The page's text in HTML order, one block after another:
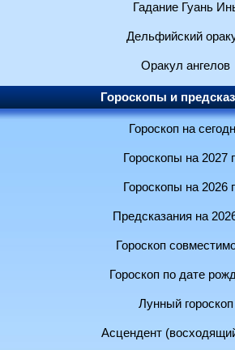
Гадание Гуань
Дельфийский
Оракул ангелов
Гороскопы и
Гороскоп на
Гороскопы на 2027
Гороскопы на 2026
Предсказания на
Гороскоп
Гороскоп по дате
Лунный гороскоп
Асцендент